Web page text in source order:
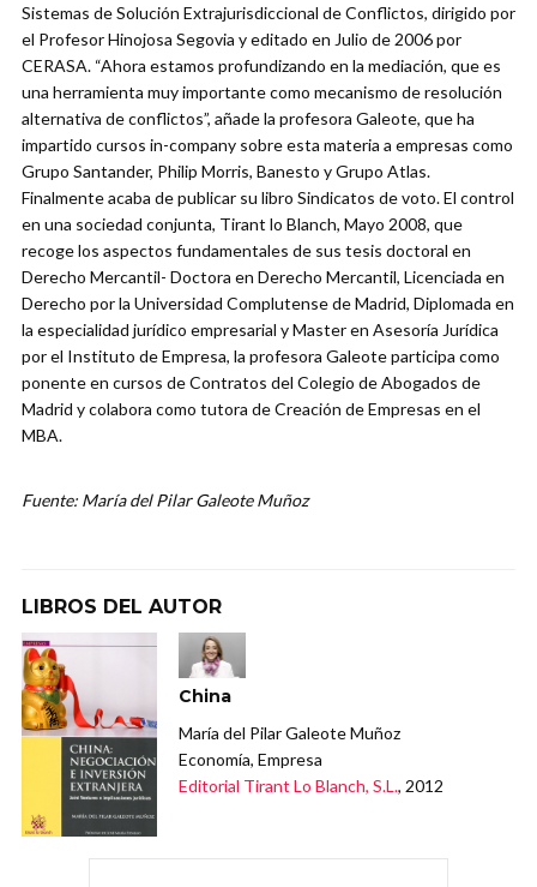
Sistemas de Solución Extrajurisdiccional de Conflictos, dirigido por
el Profesor Hinojosa Segovia y editado en Julio de 2006 por
CERASA. “Ahora estamos profundizando en la mediación, que es
una herramienta muy importante como mecanismo de resolución
alternativa de conflictos”, añade la profesora Galeote, que ha
impartido cursos in-company sobre esta materia a empresas como
Grupo Santander, Philip Morris, Banesto y Grupo Atlas.
Finalmente acaba de publicar su libro Sindicatos de voto. El control
en una sociedad conjunta, Tirant lo Blanch, Mayo 2008, que
recoge los aspectos fundamentales de sus tesis doctoral en
Derecho Mercantil- Doctora en Derecho Mercantil, Licenciada en
Derecho por la Universidad Complutense de Madrid, Diplomada en
la especialidad jurídico empresarial y Master en Asesoría Jurídica
por el Instituto de Empresa, la profesora Galeote participa como
ponente en cursos de Contratos del Colegio de Abogados de
Madrid y colabora como tutora de Creación de Empresas en el
MBA.
Fuente: María del Pilar Galeote Muñoz
LIBROS DEL AUTOR
China
María del Pilar Galeote Muñoz
Economía, Empresa
Editorial Tirant Lo Blanch, S.L., 2012